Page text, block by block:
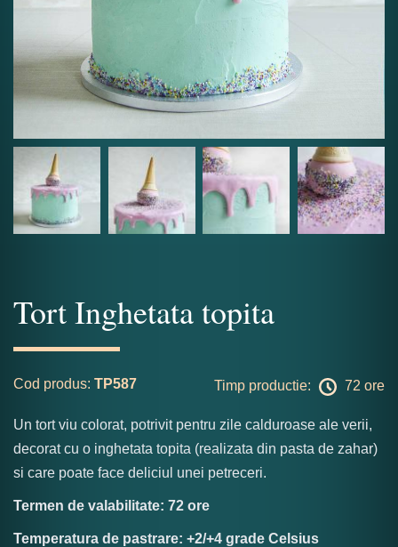
Tort Inghetata topita
Cod produs: TP587 Timp productie: 72 ore
Un tort viu colorat, potrivit pentru zile calduroase ale verii,
decorat cu o inghetata topita (realizata din pasta de zahar)
si care poate face deliciul unei petreceri.
Termen de valabilitate: 72 ore
Temperatura de pastrare: +2/+4 grade Celsius